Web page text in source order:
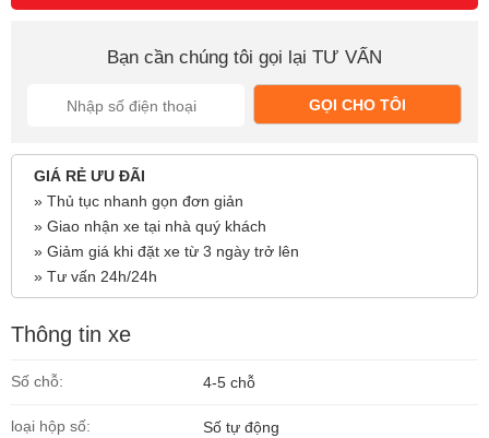
Bạn cần chúng tôi gọi lại TƯ VẤN
GỌI CHO TÔI
GIÁ RẺ ƯU ĐÃI
» Thủ tục nhanh gọn đơn giản
» Giao nhận xe tại nhà quý khách
» Giảm giá khi đặt xe từ 3 ngày trở lên
» Tư vấn 24h/24h
Thông tin xe
Số chỗ: 4-5 chỗ
loại hộp số: Số tự động